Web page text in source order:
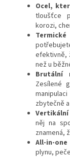
Ocel,
tloušťce
korozi,
efektivně,
než u
Brutální
Zesílené
zbytečně
něj na
znamená,
All-in-
plynu,